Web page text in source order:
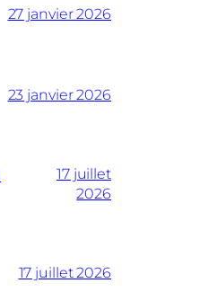
27 janvier 2026
23 janvier 2026
17 juillet
2026
17 juillet 2026